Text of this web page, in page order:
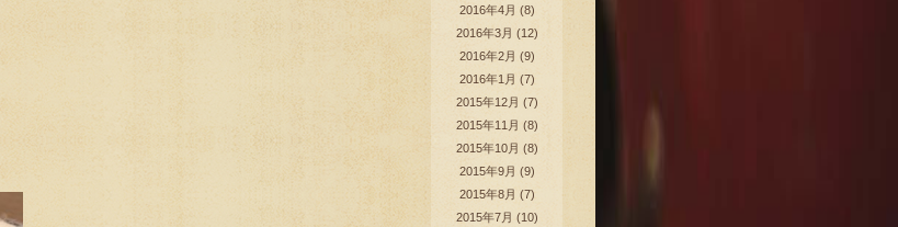
2016年4月 (8)
2016年3月 (12)
2016年2月 (9)
2016年1月 (7)
2015年12月 (7)
2015年11月 (8)
2015年10月 (8)
2015年9月 (9)
2015年8月 (7)
2015年7月 (10)